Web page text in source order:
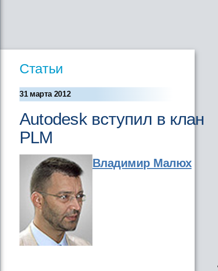
Статьи
31 марта 2012
Autodesk вступил в клан
PLM
Владимир Малюх